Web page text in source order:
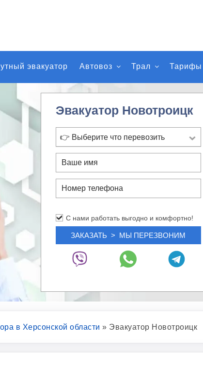
к
п
о
й
у
эвакуатор Автовоз Трал Тарифы
Эвакуатор Новотроицк
👉 Выберите что перевозить
С нами работать выгодно и комфортно!
в Херсонской области » Эвакуатор Новотроицк